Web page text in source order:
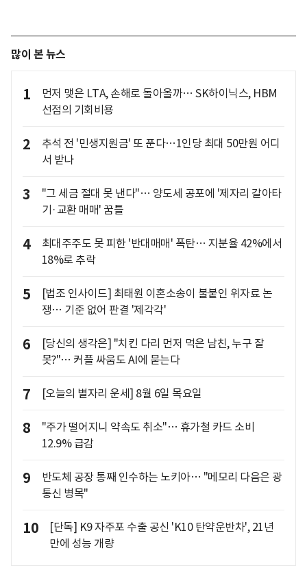
많이 본 뉴스
1
먼저 맺은 LTA, 손해로 돌아올까… SK하이닉스, HBM
선점의 기회비용
2
추석 전 '민생지원금' 또 푼다…1인당 최대 50만원 어디
서 받나
3
"그 세금 절대 못 낸다"… 양도세 공포에 '제자리 갈아타
기·교환 매매' 꿈틀
4
최대주주도 못 피한 '반대매매' 폭탄… 지분율 42%에서
18%로 추락
5
[법조 인사이드] 최태원 이혼소송이 불붙인 위자료 논
쟁… 기준 없어 판결 '제각각'
6
[당신의 생각은] "치킨 다리 먼저 먹은 남친, 누구 잘
못?"… 커플 싸움도 AI에 묻는다
7 [오늘의 별자리 운세] 8월 6일 목요일
8
"주가 떨어지니 약속도 취소"… 휴가철 카드 소비
12.9% 급감
9
반도체 공장 통째 인수하는 노키아… "메모리 다음은 광
통신 병목"
10
[단독] K9 자주포 수출 공신 'K10 탄약운반차', 21년
만에 성능 개량